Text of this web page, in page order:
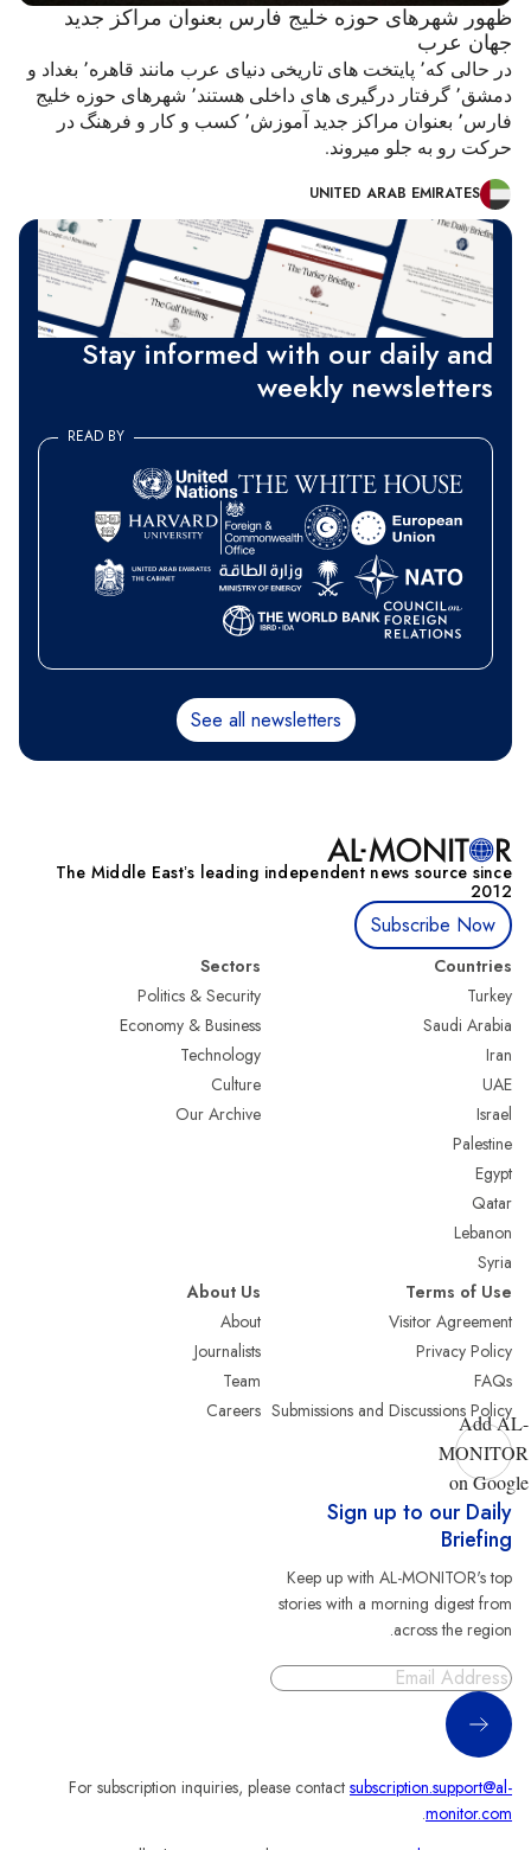
ظهور شهرهای حوزه خلیج فارس بعنوان مراکز جدید
جهان عرب
در حالی که٬ پایتخت های تاریخی دنیای عرب مانند قاهره٬ بغداد و
دمشق٬ گرفتار درگیری های داخلی هستند٬ شهرهای حوزه خلیج
فارس٬ بعنوان مراکز جدید آموزش٬ کسب و کار و فرهنگ در
حرکت رو به جلو میروند.
UNITED ARAB EMIRATES
Stay informed with our daily and
weekly newsletters
READ BY
See all newsletters
The Middle Eastʼs leading independent news source since
2012
Subscribe Now
Countries
Turkey
Saudi Arabia
Iran
UAE
Israel
Palestine
Egypt
Qatar
Lebanon
Syria
Sectors
Politics & Security
Economy & Business
Technology
Culture
Our Archive
Terms of Use
Visitor Agreement
Privacy Policy
FAQs
Submissions and Discussions Policy
About Us
About
Journalists
Team
Careers
Add AL-
MONITOR
on Google
Sign up to our Daily
Briefing
Keep up with AL-MONITOR's top
stories with a morning digest from
across the region.
Sign Up
For subscription inquiries, please contact subscription.support@al-
monitor.com
.